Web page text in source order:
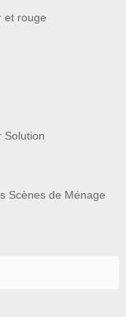
et rouge
Solution
Scènes de Ménage